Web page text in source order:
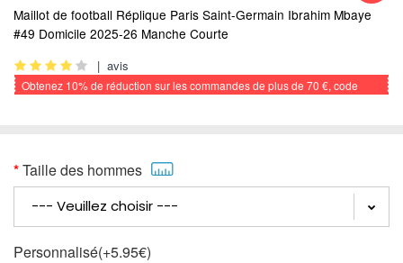
Maillot de football Réplique Paris Saint-Germain Ibrahim Mbaye
#49 Domicile 2025-26 Manche Courte
| avis
Obtenez 10%de réduction sur les commandes de plus de 70 €, code
Taille des hommes
Personnalisé(+5.95€)